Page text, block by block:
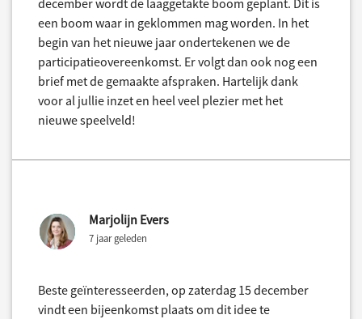
een boom waar in geklommen mag worden. In het
begin van het nieuwe jaar ondertekenen we de
participatieovereenkomst. Er volgt dan ook nog een
brief met de gemaakte afspraken. Hartelijk dank
voor al jullie inzet en heel veel plezier met het
nieuwe speelveld!
Marjolijn Evers
7 jaar geleden
Beste geïnteresseerden, op zaterdag 15 december
vindt een bijeenkomst plaats om dit idee te